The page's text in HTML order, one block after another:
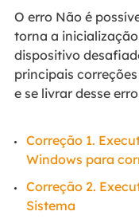
O erro Não é
torna a
dispositivo
principais
e se livrar desse
Correção 1.
Windows para
Correção 2.
Sistema